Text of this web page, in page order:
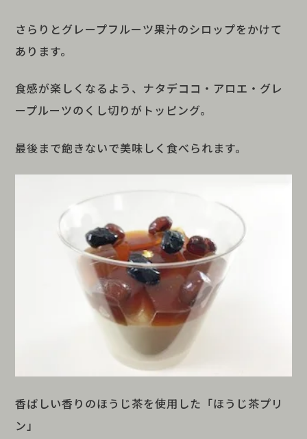
さらりとグレープフルーツ果汁のシロップをかけて
あります。
食感が楽しくなるよう、ナタデココ・アロエ・グレ
ープルーツのくし切りがトッピング。
最後まで飽きないで美味しく食べられます。
香ばしい香りのほうじ茶を使用した「ほうじ茶プリ
ン」